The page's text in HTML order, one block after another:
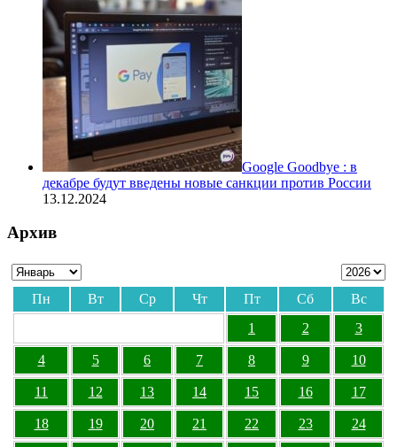
Google Goodbye : в
декабре будут введены новые санкции против России
13.12.2024
Архив
Пн Вт Ср Чт Пт Сб
Вс
1
2 3
4 5 6 7 8 9 10
11 12 13 14 15 16 17
18 19 20 21 22 23 24